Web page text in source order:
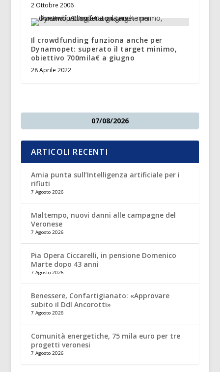
2 Ottobre 2006
Il crowdfunding funziona anche per
Dynamopet: superato il target minimo,
obiettivo 700mila€ a giugno
28 Aprile 2022
07/08/2026
ARTICOLI RECENTI
Amia punta sull’Intelligenza artificiale per i
rifiuti
7 Agosto 2026
Maltempo, nuovi danni alle campagne del
Veronese
7 Agosto 2026
Pia Opera Ciccarelli, in pensione Domenico
Marte dopo 43 anni
7 Agosto 2026
Benessere, Confartigianato: «Approvare
subito il Ddl Ancorotti»
7 Agosto 2026
Comunità energetiche, 75 mila euro per tre
progetti veronesi
7 Agosto 2026